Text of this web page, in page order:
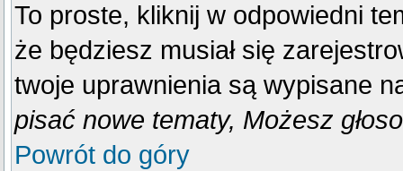
To proste, kliknij w odpowiedni
że będziesz musiał się
twoje uprawnienia są wypisane
pisać nowe tematy, Możesz
Powrót do góry